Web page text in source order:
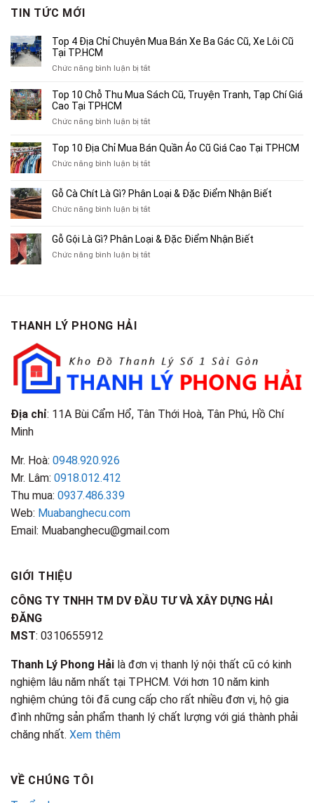
TIN TỨC MỚI
Top 4 Địa Chỉ Chuyên Mua Bán Xe Ba Gác Cũ, Xe Lôi Cũ
Tại TP.HCM
Chức năng bình luận bị tắtở
4
Bán
Xe
Cũ,
Xe
Cũ
TP.HCM
Top 10 Chỗ Thu Mua Sách Cũ, Truyện Tranh, Tạp Chí Giá
Cao Tại TPHCM
Chức năng bình luận bị tắtở
10
Thu
Sách
Tạp
Chí
Top 10 Địa Chỉ Mua Bán Quần Áo Cũ Giá Cao Tại TPHCM
Chức năng bình luận bị tắtở
Địa
Chỉ
Bán
Áo
Gỗ Cà Chít Là Gì? Phân Loại & Đặc Điểm Nhận Biết
Chức năng bình luận bị tắtở
Chít
Là
Gỗ Gội Là Gì? Phân Loại & Đặc Điểm Nhận Biết
Chức năng bình luận bị tắtở
Điểm
Nhận
Biết
THANH LÝ PHONG HẢI
Địa chỉ: 11A Bùi Cẩm Hổ, Tân Thới Hoà, Tân Phú, Hồ Chí
Minh
Mr. Hoà: 0948.920.926
Mr. Lâm: 0918.012.412
Thu mua: 0937.486.339
Web: Muabanghecu.com
Email: Muabanghecu@gmail.com
GIỚI THIỆU
CÔNG TY TNHH TM DV ĐẦU TƯ VÀ XÂY DỰNG HẢI
ĐĂNG
MST: 0310655912
Thanh Lý Phong Hải là đơn vị thanh lý nội thất cũ có kinh
nghiệm lâu năm nhất tại TPHCM. Với hơn 10 năm kinh
nghiệm chúng tôi đã cung cấp cho rất nhiều đơn vị, hộ gia
đình những sản phẩm thanh lý chất lượng với giá thành phải
chăng nhất. Xem thêm
VỀ CHÚNG TÔI